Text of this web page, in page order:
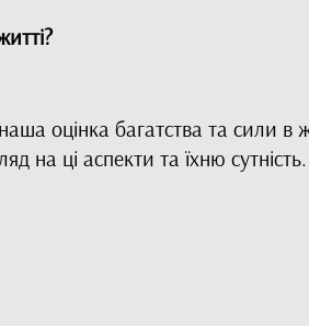
оцінка багатства та сили в
на ці аспекти та їхню сутність.